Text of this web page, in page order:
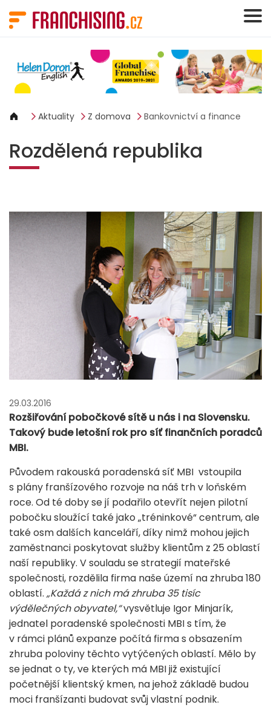
Aktuality Z domova Bankovnictví a finance
Rozdělená republika
29.03.2016
Rozšiřování pobočkové sítě u nás i na Slovensku.
Takový bude letošní rok pro síť finančních poradců
MBI.
Původem rakouská poradenská síť MBI vstoupila
s plány franšízového rozvoje na náš trh v loňském
roce. Od té doby se jí podařilo otevřít nejen pilotní
pobočku sloužící také jako „tréninkové“ centrum, ale
také osm dalších kanceláří, díky nimž mohou jejich
zaměstnanci poskytovat služby klientům z 25 oblastí
naší republiky. V souladu se strategií mateřské
společnosti, rozdělila firma naše území na zhruba 180
oblastí. „Každá z nich má zhruba 35 tisíc
výdělečných obyvatel,“vysvětluje Igor Minjarík,
jednatel poradenské společnosti MBI s tím, že
v rámci plánů expanze počítá firma s obsazením
zhruba poloviny těchto vytýčených oblastí. Mělo by
se jednat o ty, ve kterých má MBI již existující
početnější klientský kmen, na jehož základě budou
moci franšízanti budovat svůj vlastní podnik.